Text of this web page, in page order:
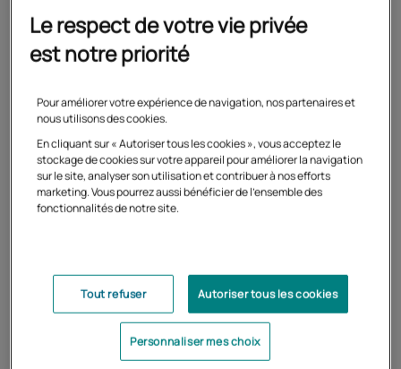
nationale regroupant tous ses services en
ligne.
Retrouvez tous les services
en ligne de l'Éducation
nationale
la Jeunesseregroupe l'ensemble des services en ligne du
ministère de l'Éducation nationale. Vous y retrouverez :
des sites à destination desparents, des élèves, des
étudiants et des enseignants,
Le respect de votre vie privée
est notre priorité
Pour améliorer votre expérience de navigation, nos partenaires et
nous utilisons des cookies.
En cliquant sur « Autoriser tous les cookies », vous acceptez le
stockage de cookies sur votre appareil pour améliorer la navigation
sur le site, analyser son utilisation et contribuer à nos efforts
marketing. Vous pourrez aussi bénéficier de l'ensemble des
fonctionnalités de notre site.
Tout refuser Autoriser tous les cookies
Personnaliser mes choix